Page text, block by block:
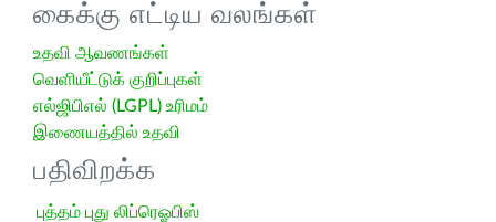
கைக்கு எட்டிய வலங்கள்
உதவி ஆவணங்கள்
வெளியீட்டுக் குறிப்புகள்
எல்ஜிபிஎல் (LGPL) உரிமம்
இணையத்தில் உதவி
பதிவிறக்க
புத்தம் புது லிப்ரெஓபிஸ்